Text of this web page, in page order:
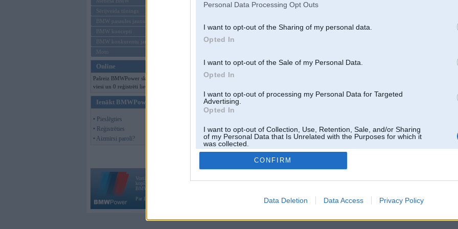
Personal Data Processing Opt Outs
I want to opt-out of the Sharing of my personal data.
Opted In
I want to opt-out of the Sale of my Personal Data.
Opted In
I want to opt-out of processing my Personal Data for Targeted
Advertising.
Opted In
I want to opt-out of Collection, Use, Retention, Sale, and/or Sharing
of my Personal Data that Is Unrelated with the Purposes for which it
was collected.
Opted Out
CONFIRM
Data Deletion Data Access Privacy Policy
Sērijveida tūnings
BMW pasaules jaunumi
BMW koncepti
BMW konkurentu jaunumi
Moto
Online
Pašreiz BMWPower skatās 256
viesi un 0 reģistrēti lietotāji.
Ienākt BMWPower
• Pieslēgties
• Reģistrēties
• Aizmirsi paroli?
Vortāls BMWPower.lv darbojas
kopš 2002. gada 14. maija. Tas nav auto klubs un nav saistīts ar
BMW AG.
Par BMWPower